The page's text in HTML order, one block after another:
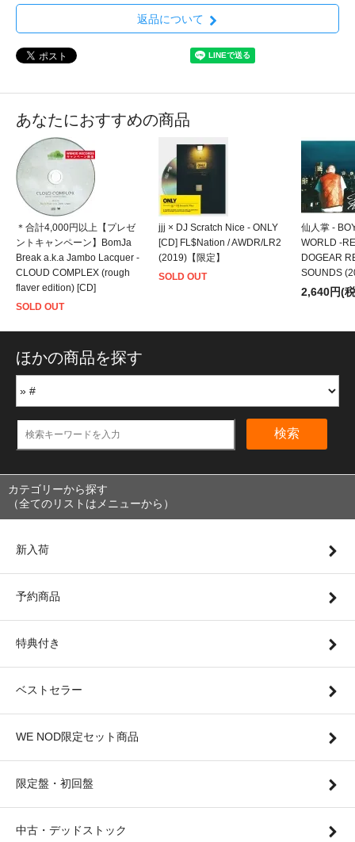
返品について
あなたにおすすめの商品
＊合計4,000円以上【プレゼ
ントキャンペーン】BomJa
Break a.k.a Jambo Lacquer -
CLOUD COMPLEX (rough
flaver edition) [CD]
SOLD OUT
jjj × DJ Scratch Nice - ONLY
[CD] FL$Nation / AWDR/LR2
(2019)【限定】
SOLD OUT
仙人掌 -
WORLD -
DOGEAR
SOUNDS
2,640円(
ほかの商品を探す
検索
カテゴリーから探す
（全てのリストはメニューから）
新入荷
予約商品
特典付き
ベストセラー
WE NOD限定セット商品
限定盤・初回盤
中古・デッドストック